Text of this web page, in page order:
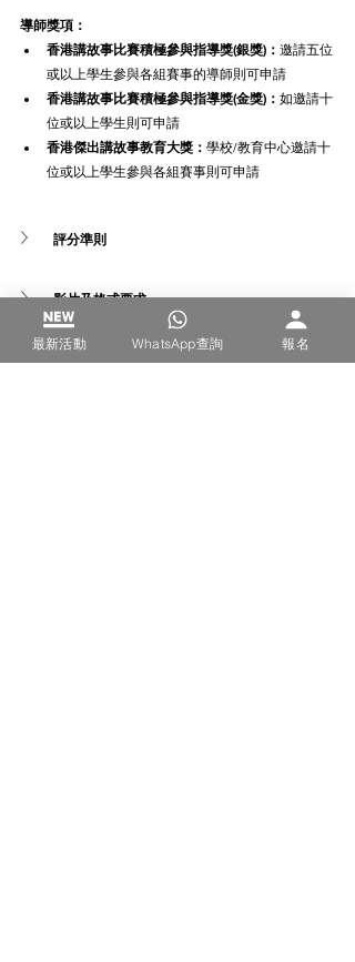
導師獎項：
香港講故事比賽積極參與指導獎(銀獎)： 邀請五位
或以上學生參與各組賽事的導師則可申請
香港講故事比賽積極參與指導獎(金獎)： 如邀請十
位或以上學生則可申請
香港傑出講故事教育大獎： 學校/教育中心邀請十
位或以上學生參與各組賽事則可申請
評分準則
影片及格式要求
參賽條款 (參賽前必須閱讀)
最新活動 WhatsApp查詢 報名